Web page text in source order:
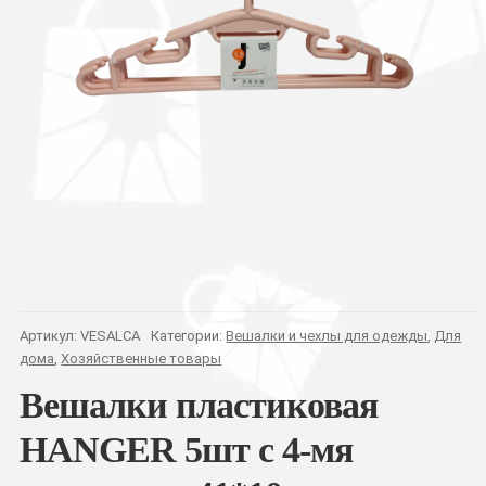
Артикул:VESALCA Категории:Вешалки и чехлы для одежды, Для
дома,Хозяйственные товары
Вешалки пластиковая
HANGER 5шт с 4-мя